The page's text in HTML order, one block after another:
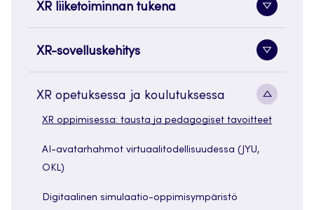
XR liiketoiminnan tukena
painike
XR-sovelluskehitys
painike
XR opetuksessa ja koulutuksessa
XR oppimisessa: tausta ja pedagogiset tavoitteet
AI-avatarhahmot virtuaalitodellisuudessa (JYU,
OKL)
Digitaalinen simulaatio-oppimisympäristö